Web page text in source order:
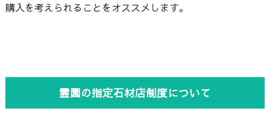
購入を考えられることをオススメします。
霊園の指定石材店制度について